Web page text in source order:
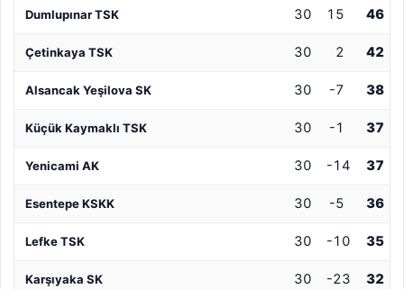
Dumlupınar TSK 30 15 46
Çetinkaya TSK 30 2 42
Alsancak Yeşilova SK 30 -7 38
Küçük Kaymaklı TSK 30 -1 37
Yenicami AK 30 -14 37
Esentepe KSKK 30 -5 36
Lefke TSK 30 -10 35
Karşıyaka SK 30 -23 32